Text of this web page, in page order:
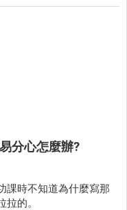
分心怎麼辦?
課時不知道為什麼寫那
的。